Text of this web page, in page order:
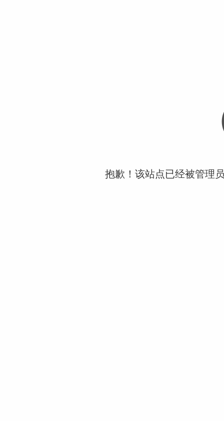
抱歉！该站点已经被管理